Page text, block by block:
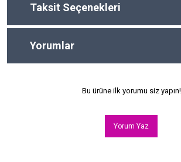
Taksit Seçenekleri
Yorumlar
Bu ürüne ilk yorumu siz yapın!
Yorum Yaz